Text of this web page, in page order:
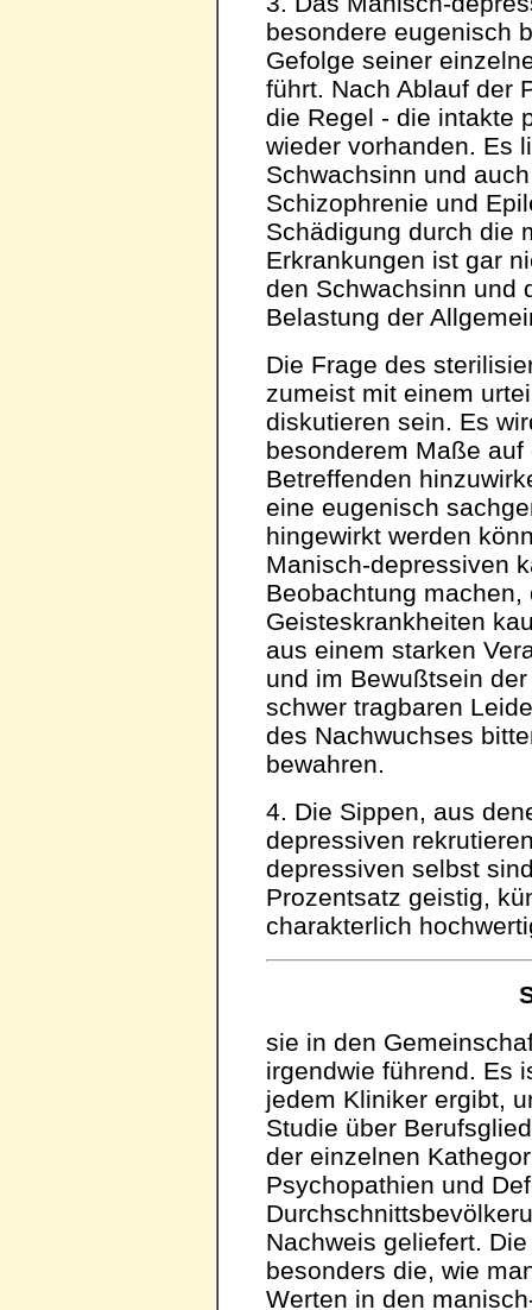
besondere eugenisch
Gefolge seiner
führt. Nach Ablauf der
die Regel - die intakte
wieder vorhanden. Es
Schwachsinn und
Schizophrenie und
Schädigung durch die
Erkrankungen ist gar
den Schwachsinn und
Belastung der
Die Frage des
zumeist mit einem
diskutieren sein. Es
besonderem Maße
Betreffenden
eine eugenisch
hingewirkt werden
Manisch-depressiven
Beobachtung
Geisteskrankheiten
aus einem starken
und im Bewußtsein
schwer tragbaren
des Nachwuchses
bewahren.
4. Die Sippen, aus
depressiven
depressiven selbst
Prozentsatz geistig,
charakterlich
sie in den
irgendwie führend. Es
jedem Kliniker ergibt,
Studie über
der einzelnen
Psychopathien und
Nachweis geliefert.
besonders die, wie
Werten in den